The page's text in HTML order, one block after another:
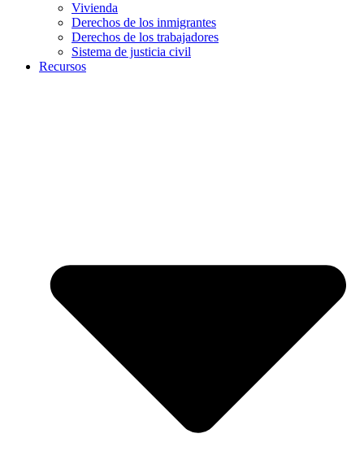
Vivienda
Derechos de los inmigrantes
Derechos de los trabajadores
Sistema de justicia civil
Recursos